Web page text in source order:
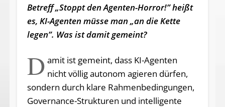
Betreff „Stoppt den Agenten-Horror!” heißt
es, KI-Agenten müsse man „an die Kette
legen”. Was ist damit gemeint?
D amit ist gemeint, dass KI-Agenten
nicht völlig autonom agieren dürfen,
sondern durch klare Rahmenbedingungen,
Governance-Strukturen und intelligente